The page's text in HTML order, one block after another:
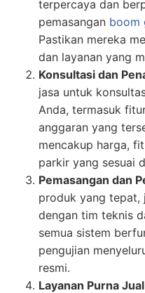
terpercaya dan
pemasangan boom
Pastikan mereka
dan layanan yang
Konsultasi dan
jasa untuk
Anda, termasuk
anggaran yang
mencakup harga,
parkir yang sesuai
Pemasangan dan
produk yang tepat,
dengan tim teknis
semua sistem
pengujian
resmi.
Layanan Purna Jual